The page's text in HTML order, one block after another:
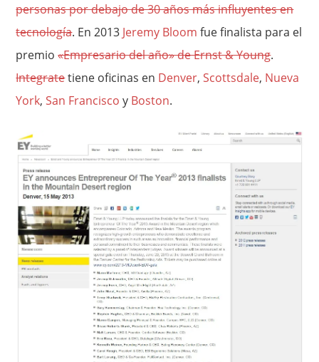
personas por debajo de 30 años más influyentes en
tecnología. En 2013 Jeremy Bloom fue finalista para el
premio«Empresario del año» de Ernst & Young.
Integratetiene oficinas en Denver,Scottsdale, Nueva
York,San Francisco y Boston.